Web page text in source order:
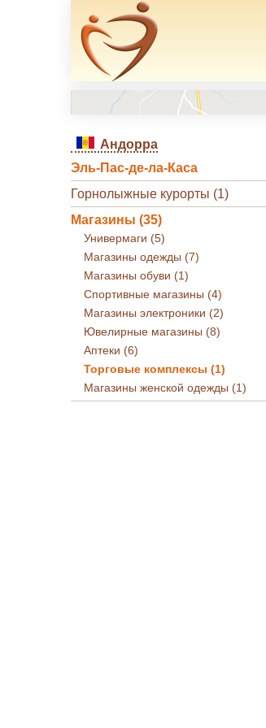
Андорра
Эль-Пас-де-ла-Каса
Горнолыжные курорты (1)
Магазины (35)
Универмаги (5)
Магазины одежды (7)
Магазины обуви (1)
Спортивные магазины (4)
Магазины электроники (2)
Ювелирные магазины (8)
Аптеки (6)
Торговые комплексы (1)
Магазины женской одежды (1)